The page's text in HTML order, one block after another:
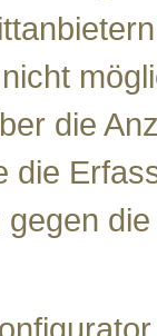
die
die